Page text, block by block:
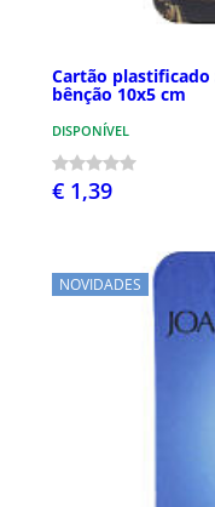
Cartão plastificado
bênção 10x5 cm
DISPONÍVEL
€ 1,39
NOVIDADES